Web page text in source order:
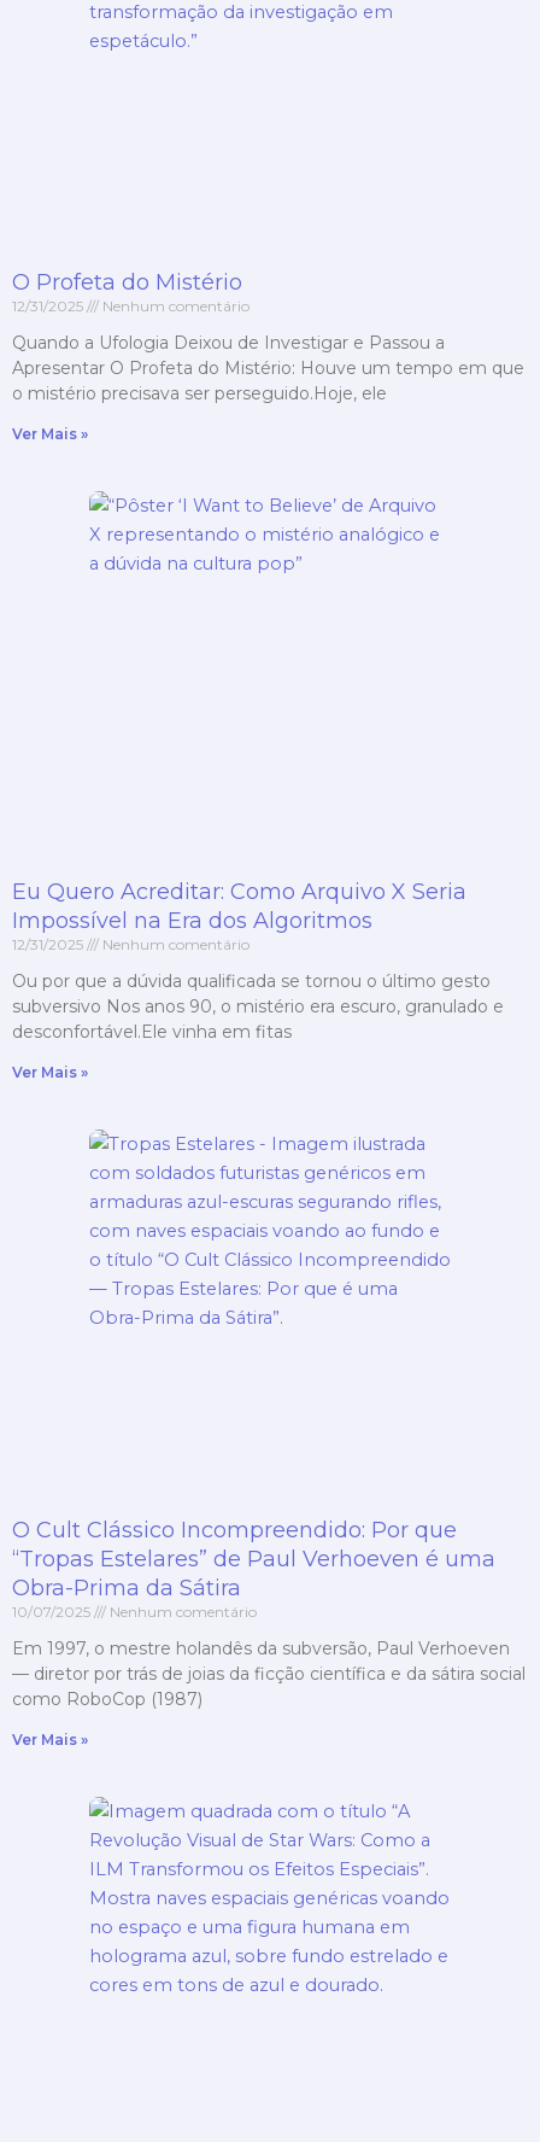
O Profeta do Mistério
12/31/2025 Nenhum comentário
Quando a Ufologia Deixou de Investigar e Passou a
Apresentar O Profeta do Mistério: Houve um tempo em que
o mistério precisava ser perseguido.Hoje, ele
Ver Mais »
Eu Quero Acreditar: Como Arquivo X Seria
Impossível na Era dos Algoritmos
12/31/2025 Nenhum comentário
Ou por que a dúvida qualificada se tornou o último gesto
subversivo Nos anos 90, o mistério era escuro, granulado e
desconfortável.Ele vinha em fitas
Ver Mais »
O Cult Clássico Incompreendido: Por que
“Tropas Estelares” de Paul Verhoeven é uma
Obra-Prima da Sátira
10/07/2025 Nenhum comentário
Em 1997, o mestre holandês da subversão, Paul Verhoeven
— diretor por trás de joias da ficção científica e da sátira social
como RoboCop (1987)
Ver Mais »